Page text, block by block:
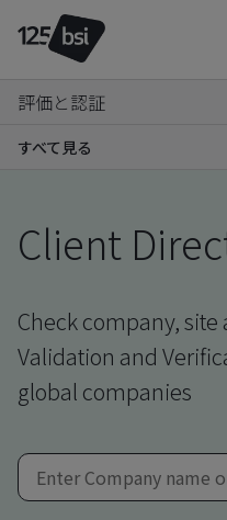
評価と認証
すべて見る
Client
Check company,
Validation and
global companies